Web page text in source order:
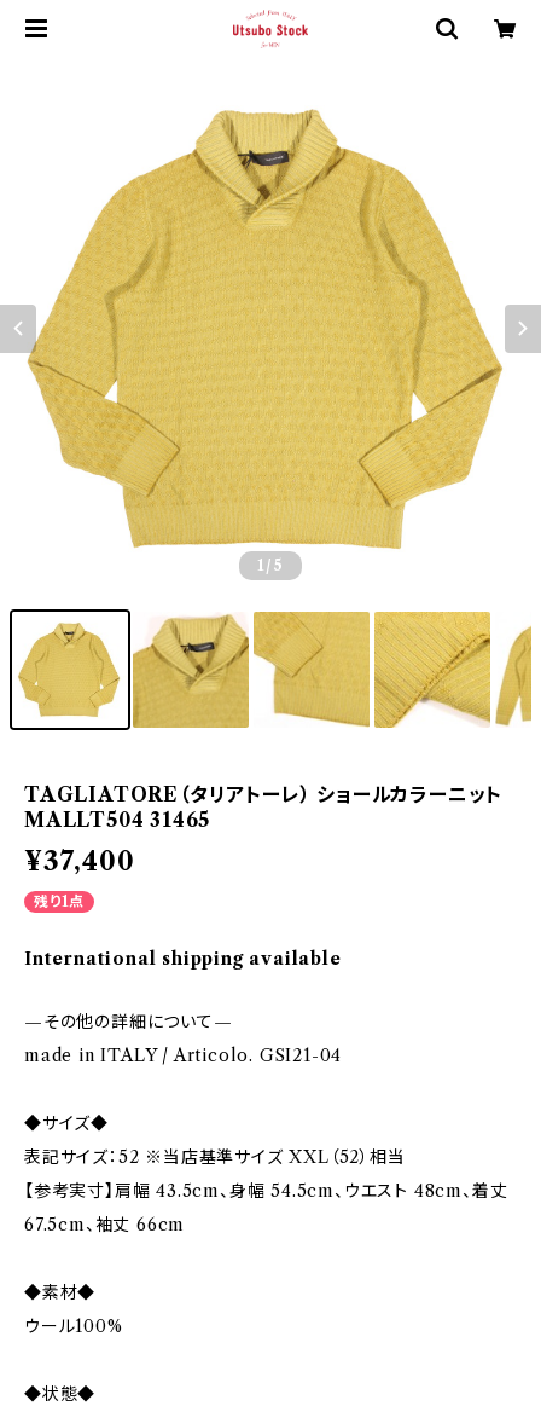
1 /5
TAGLIATORE（タリアトーレ） ショールカラーニット
MALLT504 31465
¥37,400
残り1点
International shipping available
—その他の詳細について—
made in ITALY / Articolo. GSI21-04
◆サイズ◆
表記サイズ：52 ※当店基準サイズ XXL（52）相当
【参考実寸】肩幅 43.5cm、身幅 54.5cm、ウエスト 48cm、着丈
67.5cm、袖丈 66cm
◆素材◆
ウール100%
◆状態◆